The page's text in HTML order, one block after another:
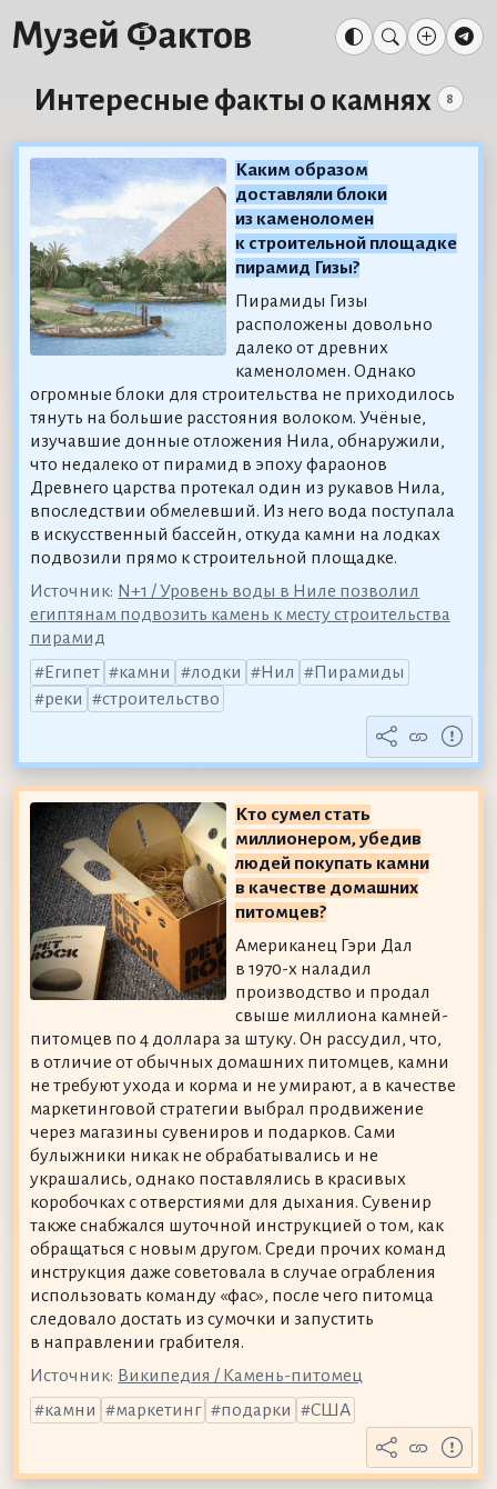
Интересные факты о камнях 8
Каким образом
доставляли блоки
из каменоломен
к строительной площадке
пирамид Гизы?
Пирамиды Гизы
расположены довольно
далеко от древних
каменоломен. Однако
огромные блоки для строительства не приходилось
тянуть на большие расстояния волоком. Учёные,
изучавшие донные отложения Нила, обнаружили,
что недалеко от пирамид в эпоху фараонов
Древнего царства протекал один из рукавов Нила,
впоследствии обмелевший. Из него вода поступала
в искусственный бассейн, откуда камни на лодках
подвозили прямо к строительной площадке.
Источник: N+1 / Уровень воды в Ниле позволил
египтянам подвозить камень к месту строительства
пирамид
Египет
камни лодки Нил
Пирамиды
реки
строительство
Кто сумел стать
миллионером, убедив
людей покупать камни
в качестве домашних
питомцев?
Американец Гэри Дал
в 1970-х наладил
производство и продал
свыше миллиона камней-
питомцев по 4 доллара за штуку. Он рассудил, что,
в отличие от обычных домашних питомцев, камни
не требуют ухода и корма и не умирают, а в качестве
маркетинговой стратегии выбрал продвижение
через магазины сувениров и подарков. Сами
булыжники никак не обрабатывались и не
украшались, однако поставлялись в красивых
коробочках с отверстиями для дыхания. Сувенир
также снабжался шуточной инструкцией о том, как
обращаться с новым другом. Среди прочих команд
инструкция даже советовала в случае ограбления
использовать команду «фас», после чего питомца
следовало достать из сумочки и запустить
в направлении грабителя.
Источник: Википедия / Камень-питомец
камни
маркетинг подарки США